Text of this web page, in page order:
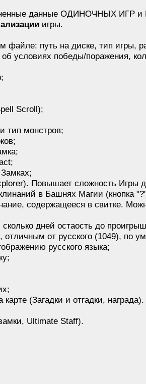
данные ОДИНОЧНЫХ ИГР
игры.
путь на диске, тип игры,
условиях победы/поражения,
Scroll);
тип монстров;
Повышает сложность Игры
в Башнях Магии (кнопка
содержащееся в свитке.
дней остаость до
от русского (1049), по
русского языка;
(Загадки и отгадки, награда).
Ultimate Staff).